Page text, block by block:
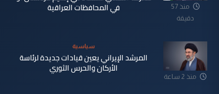
منذ 57
دقيقة
في المحافظات العراقية
منذ 2 ساعة
سياسية
المرشد الإيراني يعين قيادات جديدة لرئاسة
الأركان والحرس الثوري